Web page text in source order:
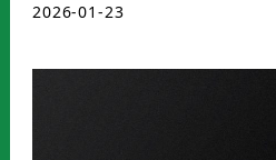
2026-01-23